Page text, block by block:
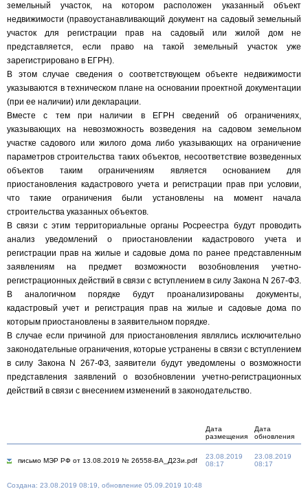
земельный участок, на котором расположен указанный объект
недвижимости (правоустанавливающий документ на садовый земельный
участок для регистрации прав на садовый или жилой дом не
представляется, если право на такой земельный участок уже
зарегистрировано в ЕГРН).
В этом случае сведения о соответствующем объекте недвижимости
указываются в техническом плане на основании проектной документации
(при ее наличии) или декларации.
Вместе с тем при наличии в ЕГРН сведений об ограничениях,
указывающих на невозможность возведения на садовом земельном
участке садового или жилого дома либо указывающих на ограничение
параметров строительства таких объектов, несоответствие возведенных
объектов таким ограничениям является основанием для
приостановления кадастрового учета и регистрации прав при условии,
что такие ограничения были установлены на момент начала
строительства указанных объектов.
В связи с этим территориальные органы Росреестра будут проводить
анализ уведомлений о приостановлении кадастрового учета и
регистрации прав на жилые и садовые дома по ранее представленным
заявлениям на предмет возможности возобновления учетно-
регистрационных действий в связи с вступлением в силу Закона N 267-ФЗ.
В аналогичном порядке будут проанализированы документы,
кадастровый учет и регистрация прав на жилые и садовые дома по
которым приостановлены в заявительном порядке.
В случае если причиной для приостановления являлись исключительно
законодательные ограничения, которые устранены в связи с вступлением
в силу Закона N 267-ФЗ, заявители будут уведомлены о возможности
представления заявлений о возобновлении учетно-регистрационных
действий в связи с внесением изменений в законодательство.
Дата
размещения
Дата
обновления
письмо МЭР РФ от 13.08.2019 № 26558-ВА_Д23и.pdf
23.08.2019
08:17
23.08.2019
08:17
Создана: 23.08.2019 08:19, обновление 05.09.2019 10:48